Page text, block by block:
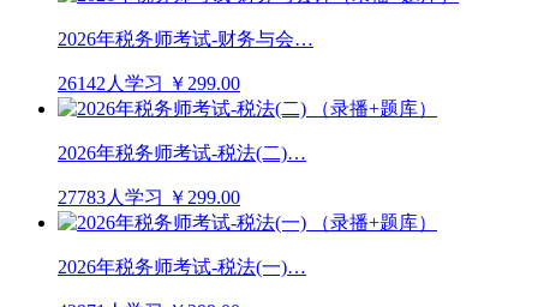
2026年税务师考试-财务与会…
26142人学习 ￥299.00
2026年税务师考试-税法(二)…
27783人学习 ￥299.00
2026年税务师考试-税法(一)…